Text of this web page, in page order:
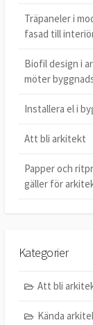
Träpaneler i
fasad till
Biofil design i
möter
Installera el i
Att bli arkitekt
Papper och
gäller för
Kategorier
Att bli
Kända